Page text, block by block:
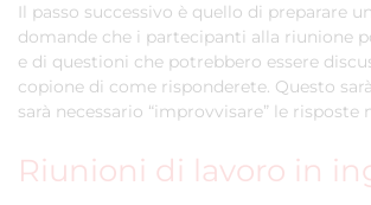
Il passo successivo è quello di preparare
domande che i partecipanti alla riunione
e di questioni che potrebbero essere
copione di come risponderete. Questo
sarà necessario “improvvisare” le risposte
Riunioni di lavoro in